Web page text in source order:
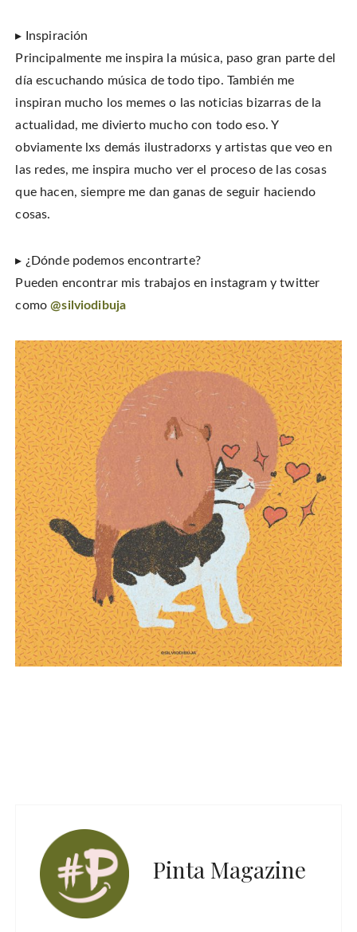
▸ Inspiración
Principalmente me inspira la música, paso gran parte del
día escuchando música de todo tipo. También me
inspiran mucho los memes o las noticias bizarras de la
actualidad, me divierto mucho con todo eso. Y
obviamente lxs demás ilustradorxs y artistas que veo en
las redes, me inspira mucho ver el proceso de las cosas
que hacen, siempre me dan ganas de seguir haciendo
cosas.
▸ ¿Dónde podemos encontrarte?
Pueden encontrar mis trabajos en instagram y twitter
como @silviodibuja
Pinta Magazine